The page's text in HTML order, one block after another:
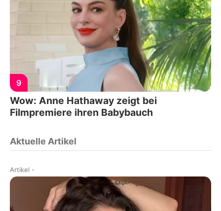
9
Wow: Anne Hathaway zeigt bei
Filmpremiere ihren Babybauch
Aktuelle Artikel
Artikel -